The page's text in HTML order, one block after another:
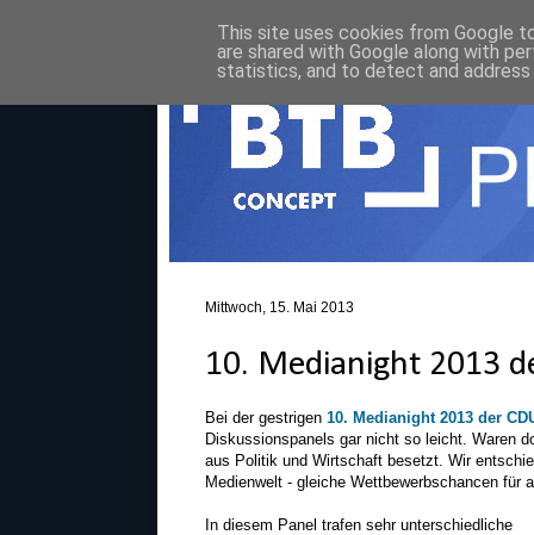
Mittwoch, 15. Mai 2013
10. Medianight 2013
Bei der gestrigen 10. Medianight 2013 der
Diskussionspanels gar nicht so leicht. Waren
aus Politik und Wirtschaft besetzt. Wir
Medienwelt - gleiche Wettbewerbschancen für
In diesem Panel trafen sehr unterschiedliche
This site uses cookies from Google
are shared with Google along with
statistics, and to detect and address